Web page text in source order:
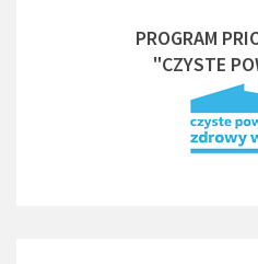
PROGRAM
"CZYSTE